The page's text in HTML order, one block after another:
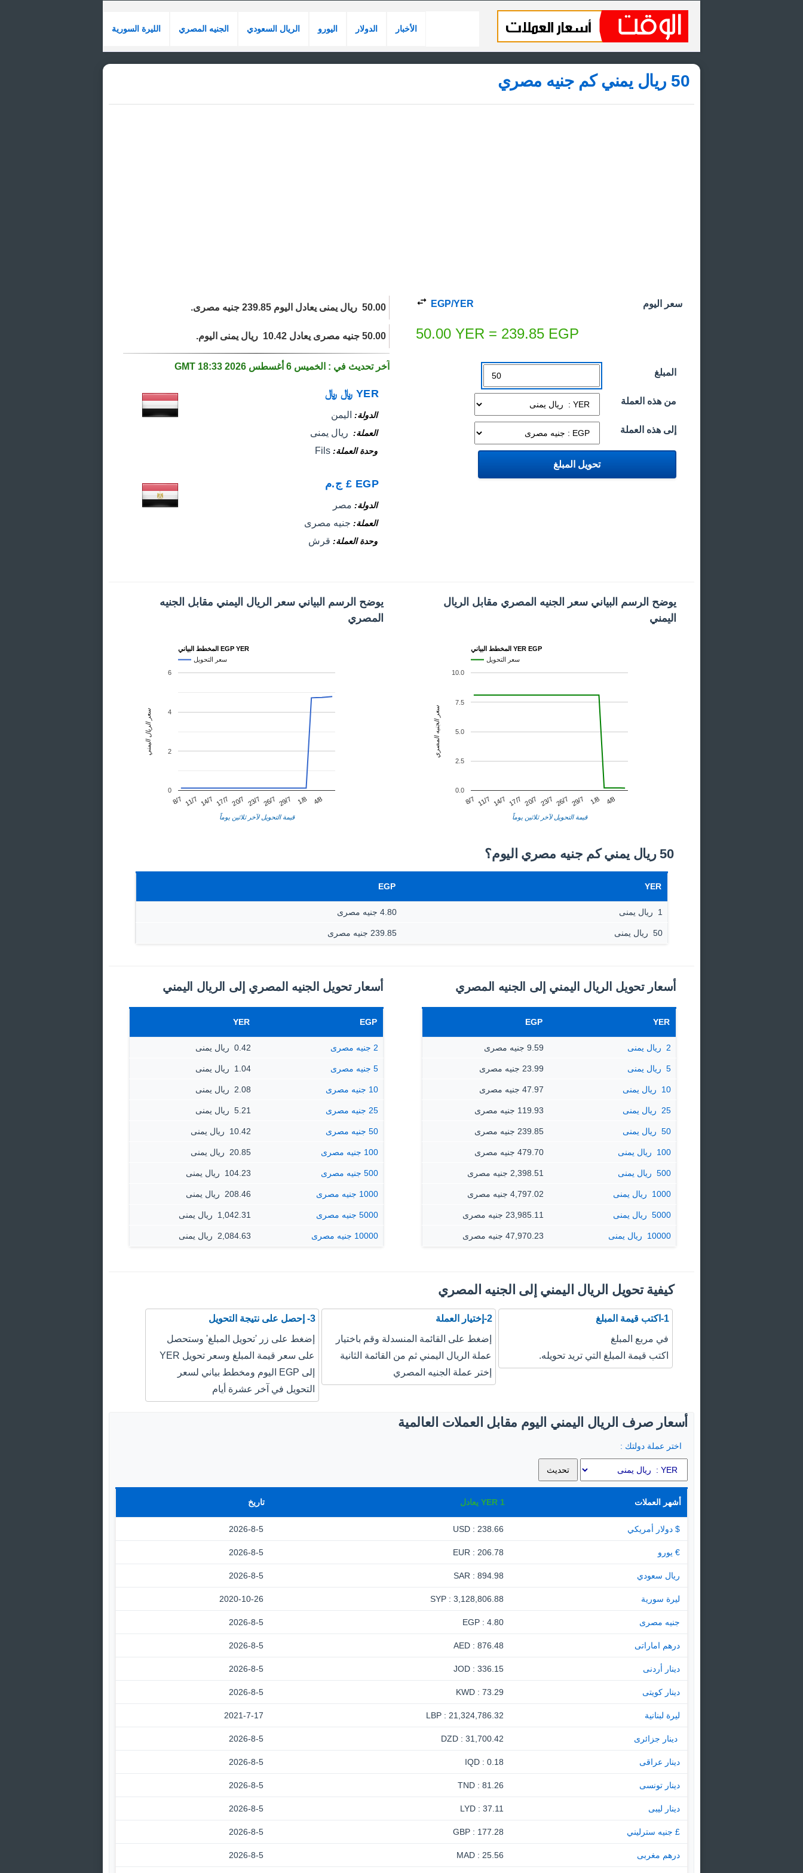
الليرة السورية الجنيه المصري الريال السعودي اليورو الدولار الأخبار
50 ريال يمني كم جنيه مصري
سعر اليوم EGP/YER
50.00 YER = 239.85 EGP
المبلغ
من هذه العملة
إلى هذه العملة
50.00 ‏ ريال يمنى يعادل اليوم 239.85 جنيه مصرى.
50.00 جنيه مصرى يعادل 10.42 ‏ ريال يمنى اليوم.
آخر تحديث في : الخميس 6 أغسطس 2026 18:33 GMT
YER ﷼ ﷼
الدولة اليمن
العملة ‏ ريال يمنى
وحدة العملة Fils
EGP
£ ج.م
الدولة مصر
العملة جنيه مصرى
وحدة العملة قرش
يوضح الرسم البياني سعر الجنيه المصري مقابل الريال
اليمني
المخطط البياني YER EGP
سعر التحويل
8/7 11/7 14/7 17/7 20/7 23/7 26/7 29/7 1/8 4/8
0.0
2.5
5.0
7.5
10.0
قيمة التحويل لآخر ثلاثين يوماً
سعر الجنيه المصري
يوضح الرسم البياني سعر الريال اليمني مقابل الجنيه
المصري
المخطط البياني EGP YER
سعر التحويل
8/7 11/7 14/7 17/7 20/7 23/7 26/7 29/7 1/8 4/8
0
2
4
6
قيمة التحويل لآخر ثلاثين يوماً
سعر الريال اليمني
50 ريال يمني كم جنيه مصري اليوم؟
YER
EGP
1 ‏ ريال يمنى 4.80 جنيه مصرى
50 ‏ ريال يمنى 239.85 جنيه مصرى
أسعار تحويل الريال اليمني إلى الجنيه المصري
YER
EGP
2 ‏ ريال يمنى 9.59 جنيه مصرى
5 ‏ ريال يمنى 23.99 جنيه مصرى
10 ‏ ريال يمنى 47.97 جنيه مصرى
25 ‏ ريال يمنى 119.93 جنيه مصرى
50 ‏ ريال يمنى 239.85 جنيه مصرى
100 ‏ ريال يمنى 479.70 جنيه مصرى
500 ‏ ريال يمنى 2,398.51 جنيه مصرى
1000 ‏ ريال يمنى 4,797.02 جنيه مصرى
5000 ‏ ريال يمنى 23,985.11 جنيه مصرى
10000 ‏ ريال يمنى 47,970.23 جنيه مصرى
أسعار تحويل الجنيه المصري إلى الريال اليمني
EGP
YER
2 جنيه مصرى 0.42 ‏ ريال يمنى
5 جنيه مصرى 1.04 ‏ ريال يمنى
10 جنيه مصرى 2.08 ‏ ريال يمنى
25 جنيه مصرى 5.21 ‏ ريال يمنى
50 جنيه مصرى 10.42 ‏ ريال يمنى
100 جنيه مصرى 20.85 ‏ ريال يمنى
500 جنيه مصرى 104.23 ‏ ريال يمنى
1000 جنيه مصرى 208.46 ‏ ريال يمنى
5000 جنيه مصرى 1,042.31 ‏ ريال يمنى
10000 جنيه مصرى 2,084.63 ‏ ريال يمنى
كيفية تحويل الريال اليمني إلى الجنيه المصري
1-اكتب قيمة المبلغ
في مربع المبلغ
اكتب قيمة المبلغ التي تريد تحويله.
2-إختيار العملة
إضغط على القائمة المنسدلة وقم باختيار
عملة الريال اليمني ثم من القائمة الثانية
إختر عملة الجنيه المصري
3- إحصل على نتيجة التحويل
إضغط على زر 'تحويل المبلغ' وستحصل
على سعر قيمة المبلغ وسعر تحويل YER
إلى EGP اليوم ومخطط بياني لسعر
التحويل في آخر عشرة أيام
أسعار صرف الريال اليمني اليوم مقابل العملات العالمية
اختر عملة دولتك :
أشهر العملات 1
YER يعادل تاريخ
$ دولار أمريكي 238.66 : USD
2026-8-5
€ يورو 206.78 : EUR
2026-8-5
ريال سعودي 894.98 : SAR
2026-8-5
ليرة سورية 3,128,806.88 : SYP
2020-10-26
جنيه مصرى 4.80 : EGP
2026-8-5
درهم اماراتى 876.48 : AED
2026-8-5
دينار أردنى 336.15 : JOD
2026-8-5
دينار كويتى 73.29 : KWD
2026-8-5
ليرة لبنانية 21,324,786.32 : LBP
2021-7-17
‏ دينار جزائرى 31,700.42 : DZD
2026-8-5
دينار عراقى 0.18 : IQD
2026-8-5
دينار تونسى 81.26 : TND
2026-8-5
دينار ليبى 37.11 : LYD
2026-8-5
£ جنيه سترليني 177.28 : GBP
2026-8-5
درهم مغربى 25.56 : MAD
2026-8-5